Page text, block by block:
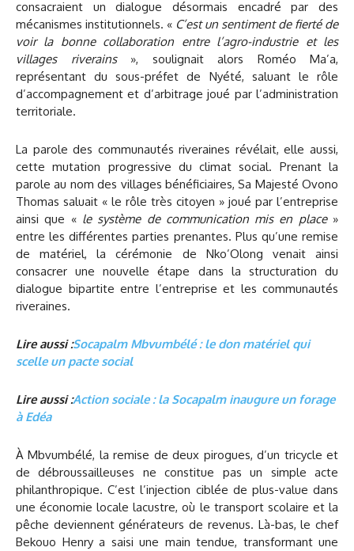
consacraient un dialogue désormais encadré par des
mécanismes institutionnels. « C’est un sentiment de fierté de
voir la bonne collaboration entre l’agro-industrie et les
villages riverains», soulignait alors Roméo Ma’a,
représentant du sous-préfet de Nyété, saluant le rôle
d’accompagnement et d’arbitrage joué par l’administration
territoriale.
La parole des communautés riveraines révélait, elle aussi,
cette mutation progressive du climat social. Prenant la
parole au nom des villages bénéficiaires, Sa Majesté Ovono
Thomas saluait « le rôle très citoyen » joué par l’entreprise
ainsi que « le système de communication mis en place»
entre les différentes parties prenantes. Plus qu’une remise
de matériel, la cérémonie de Nko’Olong venait ainsi
consacrer une nouvelle étape dans la structuration du
dialogue bipartite entre l’entreprise et les communautés
riveraines.
Lire aussi :Socapalm Mbvumbélé : le don matériel qui
scelle un pacte social
Lire aussi :Action sociale : la Socapalm inaugure un forage
à Edéa
À Mbvumbélé, la remise de deux pirogues, d’un tricycle et
de débroussailleuses ne constitue pas un simple acte
philanthropique. C’est l’injection ciblée de plus-value dans
une économie locale lacustre, où le transport scolaire et la
pêche deviennent générateurs de revenus. Là-bas, le chef
Bekouo Henry a saisi une main tendue, transformant une